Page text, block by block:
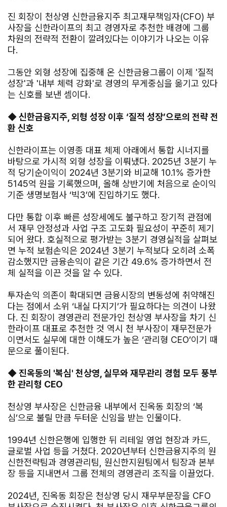
진 회장이 천상영 신한금융지주 최고재무책임자(CFO) 부
사장을 신한라이프의 최고 경영자로 추천한 배경에 그룹
차원의 전략적 전환이 깔려있다는 이야기가 나오는 이유
다.
그동안 외형 성장에 집중해 온 신한금융그룹이 이제 '질적
성장'과 '내부 체력 강화'로 경영의 무게중심을 옮기고 있다
는 신호를 보낸 셈이다.
◆ 신한금융지주, 외형 성장 이후 ‘질적 성장’으로의 전략 전
환 신호
신한라이프는 이영종 대표 체제 아래에서 통합 시너지를
바탕으로 가시적 외형 성장을 이뤄냈다. 2025년 3분기 누
적 당기순이익이 2024년 3분기와 비교해 10.1% 증가한
5145억 원을 기록했으며, 올해 상반기에 처음으로 순이익
기준 생명보험사 ‘빅3’에 진입하기도 했다.
다만 통합 이후 빠른 성장세에도 불구하고 장기적 관점에
서 재무 안정성과 사업 구조 고도화 필요성이 꾸준히 제기
되어 왔다. 호실적으로 평가받는 3분기 경영실적을 살펴보
면 누적 보험손익은 2024년 3분기 누적보다 오히려 소폭
감소했지만 금융손익이 같은 기간 49.6% 증가하면서 전
체 실적을 이끈 것을 알 수 있다.
투자손익 의존이 확대되면 금융시장의 변동성에 취약해진
다는 점에서 소위 ‘내실 다지기’가 필요하다는 의견이 나왔
다. 진 회장이 경영관리 전문가인 천상영 부사장을 차기 신
한라이프 대표로 추천한 것 역시 천 부사장이 재무전문가
이면서도 실무에 대한 이해도가 높은 ‘관리형 CEO’이기 때
문으로 풀이된다.
◆ 진옥동의 '복심' 천상영, 실무와 재무관리 경험 모두 풍부
한 관리형 CEO
천상영 부사장은 신한금융 내부에서 진옥동 회장의 ‘복
심’으로 불릴 만큼 두터운 신임을 받는 인물이다.
1994년 신한은행에 입행한 뒤 리테일 영업 현장과 카드,
글로벌 사업 등을 거쳤다. 2020년부터 신한금융지주의 원
신한전략팀과 경영관리팀, 원신한지원팀에서 팀장과 본부
장 등을 지내면서 그룹 전체의 경영관리 조직을 이끌었다.
2024년, 진옥동 회장은 천상영 당시 재무부문장을 CFO